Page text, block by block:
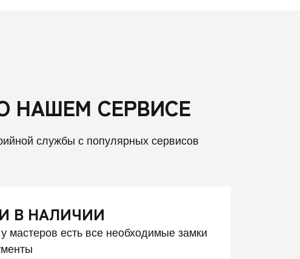
НАШЕМ СЕРВИСЕ
службы с популярных сервисов
В НАЛИЧИИ
мастеров есть все необходимые замки